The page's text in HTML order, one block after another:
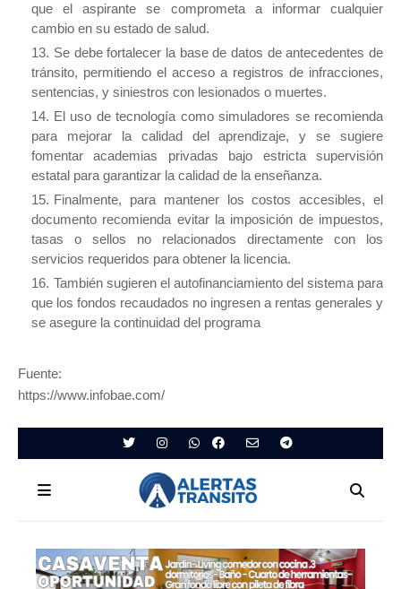
que el aspirante se comprometa a informar cualquier
cambio en su estado de salud.
Se debe fortalecer la base de datos de antecedentes de
tránsito, permitiendo el acceso a registros de infracciones,
sentencias, y siniestros con lesionados o muertes.
El uso de tecnología como simuladores se recomienda
para mejorar la calidad del aprendizaje, y se sugiere
fomentar academias privadas bajo estricta supervisión
estatal para garantizar la calidad de la enseñanza.
Finalmente, para mantener los costos accesibles, el
documento recomienda evitar la imposición de impuestos,
tasas o sellos no relacionados directamente con los
servicios requeridos para obtener la licencia.
También sugieren el autofinanciamiento del sistema para
que los fondos recaudados no ingresen a rentas generales y
se asegure la continuidad del programa
Fuente:
https://www.infobae.com/